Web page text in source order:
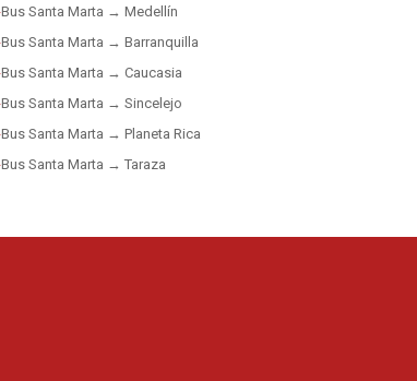
Bus Santa Marta → Medellín
Bus Santa Marta → Barranquilla
Bus Santa Marta → Caucasia
Bus Santa Marta → Sincelejo
Bus Santa Marta → Planeta Rica
Bus Santa Marta → Taraza